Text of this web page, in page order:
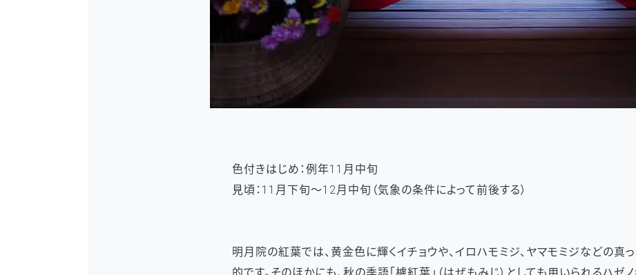
色付きはじめ：例年11月中旬
見頃：11月下旬～12月中旬（気象の条件によって前後する）
明月院の紅葉では、黄金色に輝くイチョウや、イロハモミジ、ヤマモミジなどの真